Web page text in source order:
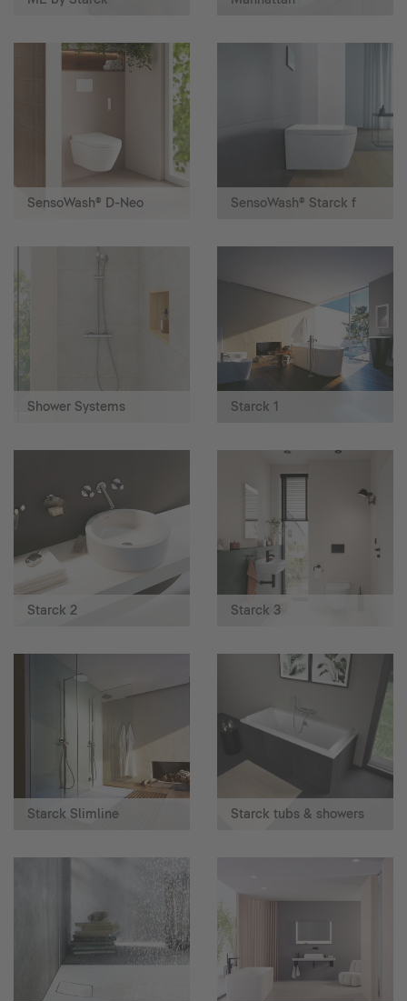
SensoWash® D-Neo SensoWash® Starck f
Shower Systems Starck 1
Starck 2 Starck 3
Starck Slimline Starck tubs & showers